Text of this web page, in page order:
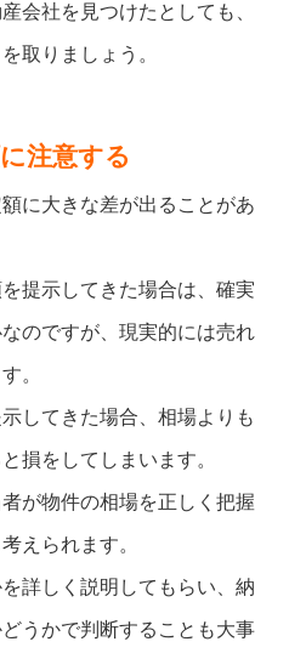
会社を見つけたとしても、
取りましょう。
注意する
に大きな差が出ることがあ
提示してきた場合は、確実
のですが、現実的には売れ
。
してきた場合、相場よりも
損をしてしまいます。
が物件の相場を正しく把握
えられます。
詳しく説明してもらい、納
うかで判断することも大事